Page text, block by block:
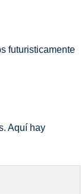
futuristicamente
Aquí hay